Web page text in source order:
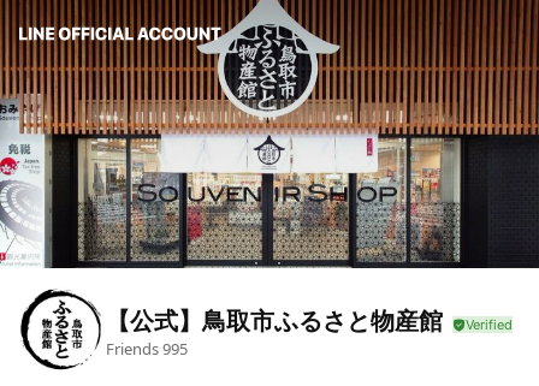
【公式】鳥取市ふるさと物産館
Friends995